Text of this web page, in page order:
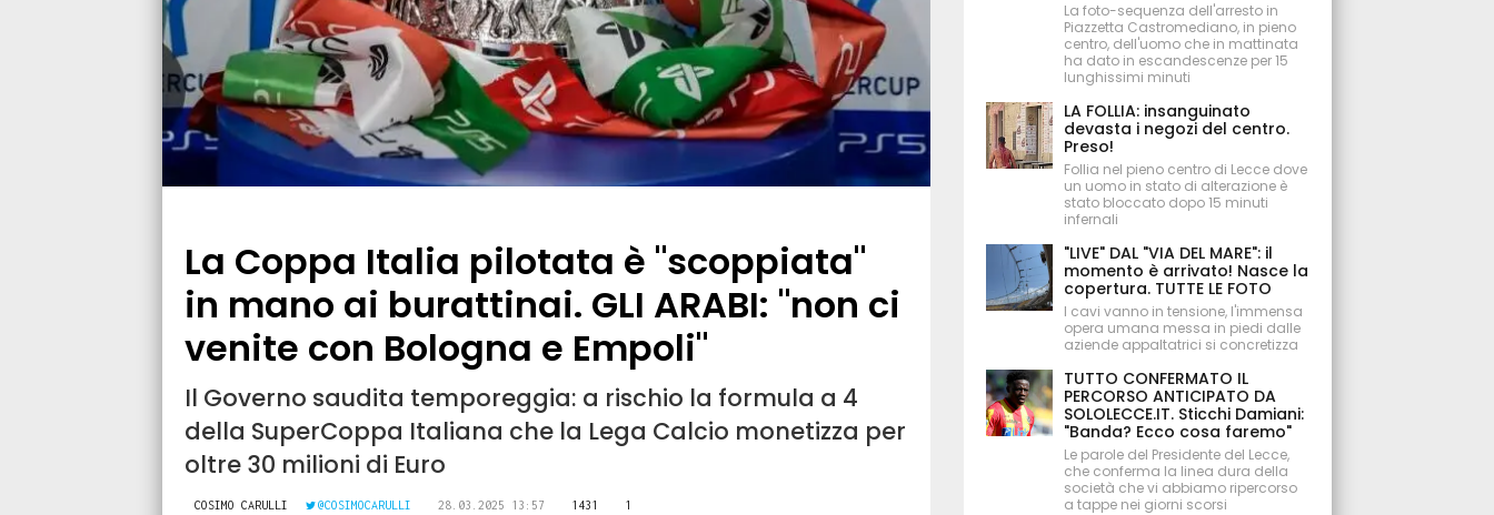
La Coppa Italia pilotata è "scoppiata"
in mano ai burattinai. GLI ARABI: "non ci
venite con Bologna e Empoli"
Il Governo saudita temporeggia: a rischio la formula a 4
della SuperCoppa Italiana che la Lega Calcio monetizza per
oltre 30 milioni di Euro
COSIMO CARULLI @COSIMOCARULLI 28.03.2025 13:57 1431 1
La foto-sequenza dell'arresto in
Piazzetta Castromediano, in pieno
centro, dell'uomo che in mattinata
ha dato in escandescenze per 15
lunghissimi minuti
LA FOLLIA: insanguinato
devasta i negozi del centro.
Preso!
Follia nel pieno centro di Lecce dove
un uomo in stato di alterazione è
stato bloccato dopo 15 minuti
infernali
"LIVE" DAL "VIA DEL MARE": il
momento è arrivato! Nasce la
copertura. TUTTE LE FOTO
I cavi vanno in tensione, l'immensa
opera umana messa in piedi dalle
aziende appaltatrici si concretizza
TUTTO CONFERMATO IL
PERCORSO ANTICIPATO DA
SOLOLECCE.IT. Sticchi Damiani:
"Banda? Ecco cosa faremo"
Le parole del Presidente del Lecce,
che conferma la linea dura della
società che vi abbiamo ripercorso
a tappe nei giorni scorsi